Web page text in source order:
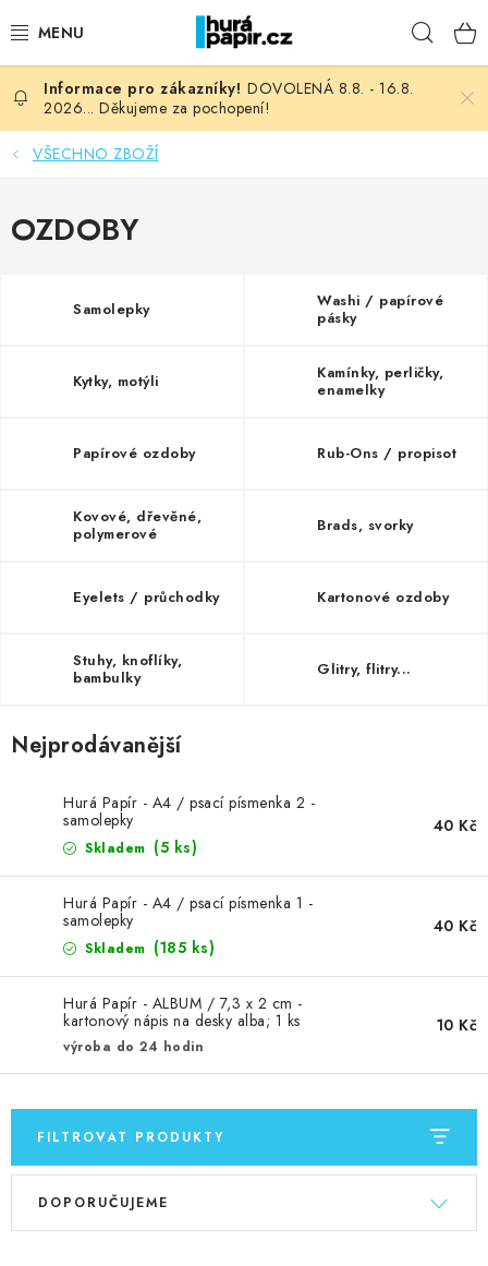
na
NOVINKY
HURÁ DÍLNA
KURZY NATY LYSAK
OBLÍBENÉ ♥️
ZNAČKY
Doprava Kontakty Moje objednávka
Oblíbené ♥️
Podmínky ochrany osobních údajů
Ověřování recenzí
DOVOLENÁ 8.8. - 16.8.
2026... Děkujeme za pochopení!
VŠECHNO ZBOŽÍ
OZDOBY
Samolepky
Washi / papírové
pásky
Kytky, motýli
Kamínky, perličky,
enamelky
Papírové ozdoby Rub-Ons / propisot
Kovové, dřevěné,
polymerové
Brads, svorky
Eyelets / průchodky Kartonové ozdoby
Stuhy, knoflíky,
bambulky
Glitry, flitry...
Nejprodávanější
Hurá Papír - A4 / psací písmenka 2 -
samolepky
Skladem (5 ks)
40 Kč
Hurá Papír - A4 / psací písmenka 1 -
samolepky
Skladem (185 ks)
40 Kč
Hurá Papír - ALBUM / 7,3 x 2 cm -
kartonový nápis na desky alba; 1 ks
výroba do 24 hodin
10 Kč
FILTROVAT PRODUKTY
V
Ř
DOPORUČUJEME